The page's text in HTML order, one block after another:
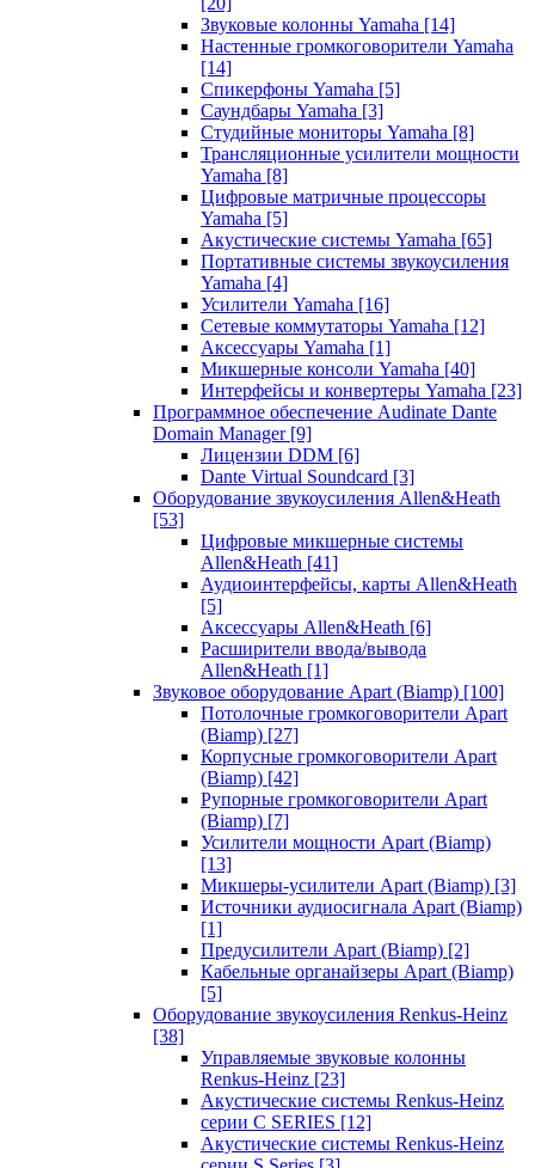
Звуковые колонны Yamaha [14]
Настенные громкоговорители Yamaha
[14]
Спикерфоны Yamaha [5]
Саундбары Yamaha [3]
Студийные мониторы Yamaha [8]
Трансляционные усилители мощности
Yamaha [8]
Цифровые матричные процессоры
Yamaha [5]
Акустические системы Yamaha [65]
Портативные системы звукоусиления
Yamaha [4]
Усилители Yamaha [16]
Сетевые коммутаторы Yamaha [12]
Аксессуары Yamaha [1]
Микшерные консоли Yamaha [40]
Интерфейсы и конвертеры Yamaha [23]
Программное обеспечение Audinate Dante
Domain Manager [9]
Лицензии DDM [6]
Dante Virtual Soundcard [3]
Оборудование звукоусиления Allen&Heath
[53]
Цифровые микшерные системы
Allen&Heath [41]
Аудиоинтерфейсы, карты Allen&Heath
[5]
Аксессуары Allen&Heath [6]
Расширители ввода/вывода
Allen&Heath [1]
Звуковое оборудование Apart (Biamp) [100]
Потолочные громкоговорители Apart
(Biamp) [27]
Корпусные громкоговорители Apart
(Biamp) [42]
Рупорные громкоговорители Apart
(Biamp) [7]
Усилители мощности Apart (Biamp)
[13]
Микшеры-усилители Apart (Biamp) [3]
Источники аудиосигнала Apart (Biamp)
[1]
Предусилители Apart (Biamp) [2]
Кабельные органайзеры Apart (Biamp)
[5]
Оборудование звукоусиления Renkus-Heinz
[38]
Управляемые звуковые колонны
Renkus-Heinz [23]
Акустические системы Renkus-Heinz
серии C SERIES [12]
Акустические системы Renkus-Heinz